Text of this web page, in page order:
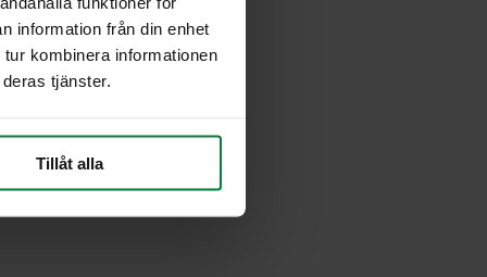
information från din enhet
kombinera informationen
tjänster.
Tillåt alla